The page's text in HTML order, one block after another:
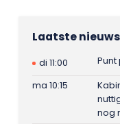
Laatste nieuws
di 11:00
ma 10:15
nog